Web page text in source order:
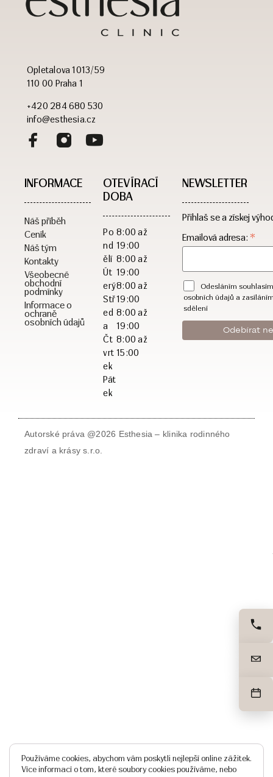
Opletalova 1013/59
110 00 Praha 1
+420 284 680 530
info@esthesia.cz
INFORMACE
Náš příběh
Ceník
Náš tým
Kontakty
Všeobecné
obchodní
podmínky
Informace o
ochraně
osobních údajů
OTEVÍRACÍ
DOBA​
Po
nd
ělí
Út
erý
Stř
ed
a
Čt
vrt
ek
Pát
ek
8:00 až
19:00
8:00 až
19:00
8:00 až
19:00
8:00 až
19:00
8:00 až
15:00
NEWSLETTER
Přihlaš se a získej
Emailová adresa: *
Odesláním
osobních údajů a
sdělení
Autorské práva @2026 Esthesia – klinika rodinného
zdraví a krásy s.r.o.
Používáme cookies, abychom vám poskytli nejlepší online zážitek.
Více informací o tom, které soubory cookies používáme, nebo